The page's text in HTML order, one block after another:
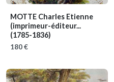
MOTTE Charles Etienne
(imprimeur-éditeur...
(1785-1836)
180 €